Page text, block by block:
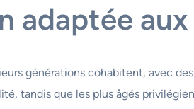
adaptée
générations cohabitent, avec
tandis que les plus âgés